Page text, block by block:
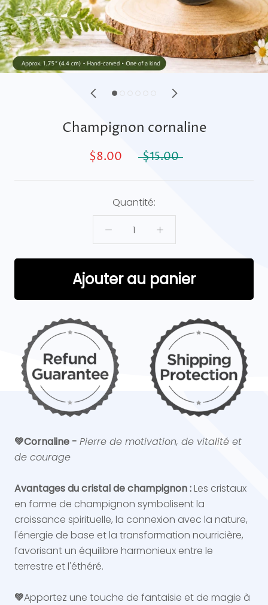
Champignon cornaline
$8.00 $15.00
Quantité:
Ajouter au panier
💚Cornaline - Pierre de motivation, de vitalité et
de courage
Avantages du cristal de champignon :Les cristaux
en forme de champignon symbolisent la
croissance spirituelle, la connexion avec la nature,
l'énergie de base et la transformation nourricière,
favorisant un équilibre harmonieux entre le
terrestre et l'éthéré.
💚Apportez une touche de fantaisie et de magie à